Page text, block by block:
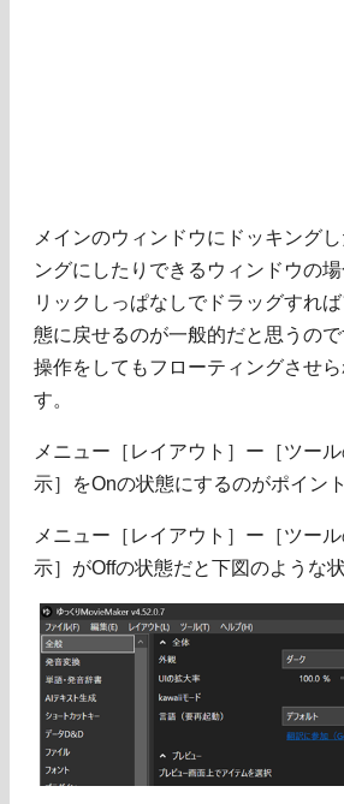
メインのウィンドウにドッキング
ングにしたりできるウィンドウの
リックしっぱなしでドラッグすれ
態に戻せるのが一般的だと思うの
操作をしてもフローティングさせ
す。
メニュー［レイアウト］ー［ツー
示］をOnの状態にするのがポイント
メニュー［レイアウト］ー［ツー
示］がOffの状態だと下図のような